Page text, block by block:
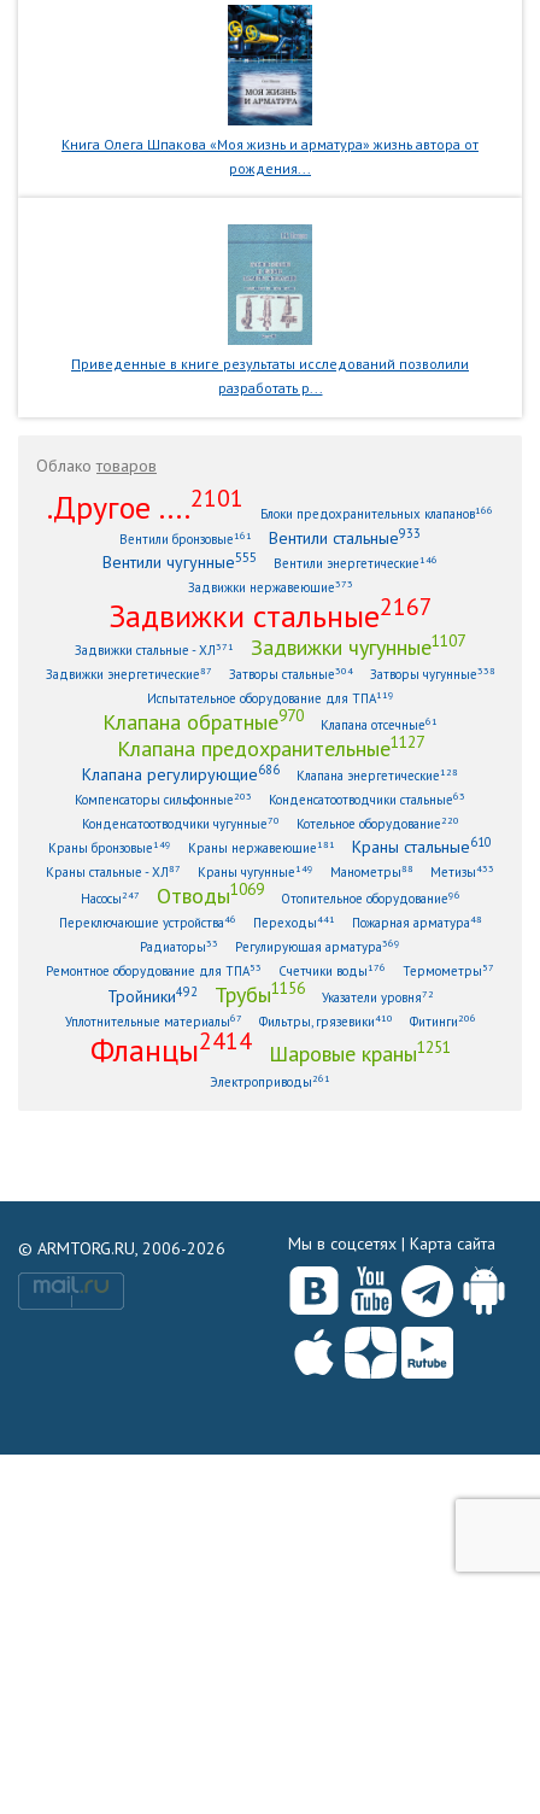
Книга Олега Шпакова «Моя жизнь и арматура» жизнь автора от
рождения...
Приведенные в книге результаты исследований позволили
разработать р...
Облакотоваров
.Другое ....2101
Блоки предохранительных клапанов166
Вентили бронзовые161 Вентили стальные933
Вентили чугунные555 Вентили энергетические146
Задвижки нержавеющие373
Задвижки стальные2167
Задвижки стальные - ХЛ371 Задвижки чугунные1107
Задвижки энергетические87 Затворы стальные304 Затворы чугунные338
Испытательное оборудование для ТПА119
Клапана обратные970 Клапана отсечные61
Клапана предохранительные1127
Клапана регулирующие686 Клапана энергетические128
Компенсаторы сильфонные 203 Конденсатоотводчики стальные63
Конденсатоотводчики чугунные70 Котельное оборудование 220
Краны бронзовые149 Краны нержавеющие181 Краны стальные610
Краны стальные - ХЛ87 Краны чугунные149 Манометры88 Метизы433
Насосы 247 Отводы1069 Отопительное оборудование96
Переключающие устройства46 Переходы441 Пожарная арматура48
Радиаторы33 Регулирующая арматура369
Ремонтное оборудование для ТПА53 Счетчики воды176 Термометры 57
Тройники492 Трубы1156 Указатели уровня72
Уплотнительные материалы67 Фильтры, грязевики410 Фитинги 206
Фланцы2414 Шаровые краны1251
Электроприводы 261
© ARMTORG.RU, 2006-2026 Мы в соцсетях | Карта сайта